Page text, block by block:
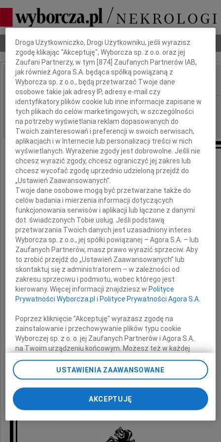
Nekrologi Odeszli Poradnik pogrzebowy
IMIĘ I NAZWISKO:
REGION: Gdańsk
DATA EMISJI: 14.05.2026
Naszej Koleżance
Beacie Wiąckiewicz-Kuchcie
w trudnych chwilach
wyrazy głębokiego współczucia
z powodu śmierci
Męża
składają
Prezydent Miasta Gdańska
oraz
Koleżanki i Koledzy
z Urzędu Miejskiego w Gdańsku
Dbamy o Twoją prywatność
Droga Użytkowniczko, Drogi Użytkowniku, jeśli wyrazisz
zgodę klikając "Akceptuję", Wyborcza sp. z o.o. oraz jej
Zaufani Partnerzy, w tym [874 ] Zaufanych Partnerów IAB,
jak również Agora S.A. będąca spółką powiązaną z
Wyborcza sp. z o.o., będą przetwarzać Twoje dane
osobowe takie jak adresy IP, adresy e-mail czy
identyfikatory plików cookie lub inne informacje zapisane w
tych plikach do celów marketingowych, w szczególności
na potrzeby wyświetlania reklam dopasowanych do
Twoich zainteresowań i preferencji w swoich serwisach,
aplikacjach i w Internecie lub personalizacji treści w nich
wyświetlanych. Wyrażenie zgody jest dobrowolne. Jeśli nie
chcesz wyrazić zgody, chcesz ograniczyć jej zakres lub
chcesz wycofać zgodę uprzednio udzieloną przejdź do
„Ustawień Zaawansowanych”.
Twoje dane osobowe mogą być przetwarzane także do
celów badania i mierzenia informacji dotyczących
funkcjonowania serwisów i aplikacji lub łączone z danymi
dot. świadczonych Tobie usług. Jeśli podstawą
przetwarzania Twoich danych jest uzasadniony interes
Wyborcza sp. z o.o., jej spółki powiązanej – Agora S.A. – lub
Zaufanych Partnerów, masz prawo wyrazić sprzeciw. Aby
to zrobić przejdź do „Ustawień Zaawansowanych” lub
skontaktuj się z administratorem – w zależności od
zakresu sprzeciwu i podmiotu, wobec którego jest
kierowany. Więcej informacji znajdziesz w Polityce
Prywatności Wyborcza.pl i Polityce Prywatności Agora S.A.
Poprzez kliknięcie "Akceptuję" wyrażasz zgodę na
zainstalowanie i przechowywanie plików typu cookie
Wyborczej sp. z o. o. jej Zaufanych Partnerów i Agora S.A.
na Twoim urządzeniu końcowym. Możesz też w każdej
chwili zmienić swoje preferencje dot. plików cookie,
ponownie wywołując narzędzie do zarządzania Twoimi
preferencjami dot. przetwarzania danych poprzez
odnośnik „Ustawienia prywatności” w stopce serwisu i
przechodząc do sekcji „Ustawienia zaawansowane”.
Zmiana ustawień plików cookie możliwa jest także za
My, nasi Zaufani Partnerzy i Agora S.A. możemy
USTAWIENIA ZAAWANSOWANE
AKCEPTUJĘ